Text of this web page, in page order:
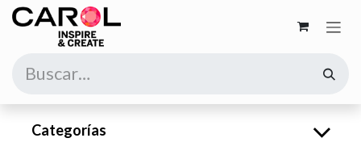
Ir al contenido
Categorías